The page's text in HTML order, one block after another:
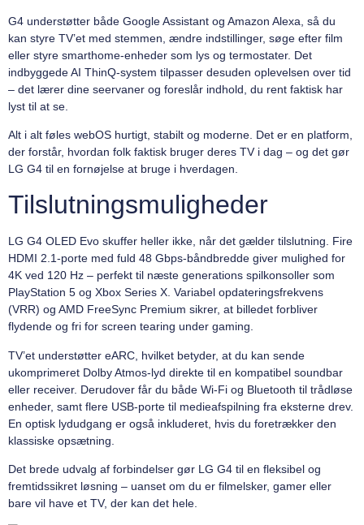
G4 understøtter både Google Assistant og Amazon Alexa, så du
kan styre TV’et med stemmen, ændre indstillinger, søge efter film
eller styre smarthome-enheder som lys og termostater. Det
indbyggede AI ThinQ-system tilpasser desuden oplevelsen over tid
– det lærer dine seervaner og foreslår indhold, du rent faktisk har
lyst til at se.
Alt i alt føles webOS hurtigt, stabilt og moderne. Det er en platform,
der forstår, hvordan folk faktisk bruger deres TV i dag – og det gør
LG G4 til en fornøjelse at bruge i hverdagen.
Tilslutningsmuligheder
LG G4 OLED Evo skuffer heller ikke, når det gælder tilslutning. Fire
HDMI 2.1-porte med fuld 48 Gbps-båndbredde giver mulighed for
4K ved 120 Hz – perfekt til næste generations spilkonsoller som
PlayStation 5 og Xbox Series X. Variabel opdateringsfrekvens
(VRR) og AMD FreeSync Premium sikrer, at billedet forbliver
flydende og fri for screen tearing under gaming.
TV’et understøtter eARC, hvilket betyder, at du kan sende
ukomprimeret Dolby Atmos-lyd direkte til en kompatibel soundbar
eller receiver. Derudover får du både Wi-Fi og Bluetooth til trådløse
enheder, samt flere USB-porte til medieafspilning fra eksterne drev.
En optisk lydudgang er også inkluderet, hvis du foretrækker den
klassiske opsætning.
Det brede udvalg af forbindelser gør LG G4 til en fleksibel og
fremtidssikret løsning – uanset om du er filmelsker, gamer eller
bare vil have et TV, der kan det hele.